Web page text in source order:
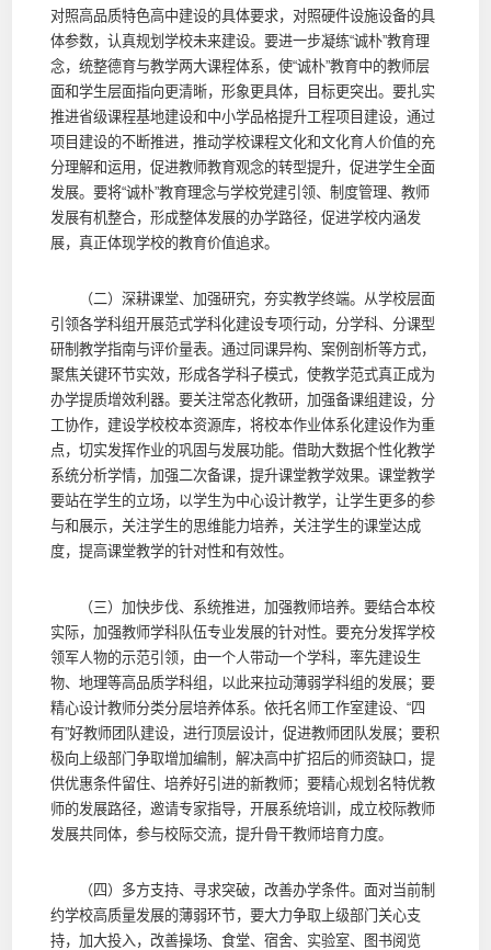
对照高品质特色高中建设的具体要求，对照硬件设施设备的具
体参数，认真规划学校未来建设。要进一步凝练“诚朴”教育理
念，统整德育与教学两大课程体系，使“诚朴”教育中的教师层
面和学生层面指向更清晰，形象更具体，目标更突出。要扎实
推进省级课程基地建设和中小学品格提升工程项目建设，通过
项目建设的不断推进，推动学校课程文化和文化育人价值的充
分理解和运用，促进教师教育观念的转型提升，促进学生全面
发展。要将“诚朴”教育理念与学校党建引领、制度管理、教师
发展有机整合，形成整体发展的办学路径，促进学校内涵发
展，真正体现学校的教育价值追求。
（二）深耕课堂、加强研究，夯实教学终端。从学校层面
引领各学科组开展范式学科化建设专项行动，分学科、分课型
研制教学指南与评价量表。通过同课异构、案例剖析等方式，
聚焦关键环节实效，形成各学科子模式，使教学范式真正成为
办学提质增效利器。要关注常态化教研，加强备课组建设，分
工协作，建设学校校本资源库，将校本作业体系化建设作为重
点，切实发挥作业的巩固与发展功能。借助大数据个性化教学
系统分析学情，加强二次备课，提升课堂教学效果。课堂教学
要站在学生的立场，以学生为中心设计教学，让学生更多的参
与和展示，关注学生的思维能力培养，关注学生的课堂达成
度，提高课堂教学的针对性和有效性。
（三）加快步伐、系统推进，加强教师培养。要结合本校
实际，加强教师学科队伍专业发展的针对性。要充分发挥学校
领军人物的示范引领，由一个人带动一个学科，率先建设生
物、地理等高品质学科组，以此来拉动薄弱学科组的发展；要
精心设计教师分类分层培养体系。依托名师工作室建设、“四
有”好教师团队建设，进行顶层设计，促进教师团队发展；要积
极向上级部门争取增加编制，解决高中扩招后的师资缺口，提
供优惠条件留住、培养好引进的新教师；要精心规划名特优教
师的发展路径，邀请专家指导，开展系统培训，成立校际教师
发展共同体，参与校际交流，提升骨干教师培育力度。
（四）多方支持、寻求突破，改善办学条件。面对当前制
约学校高质量发展的薄弱环节，要大力争取上级部门关心支
持，加大投入，改善操场、食堂、宿舍、实验室、图书阅览